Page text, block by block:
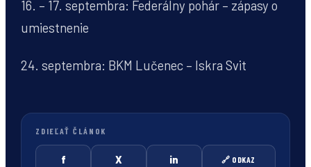
16. – 17. septembra: Federálny pohár – zápasy o
umiestnenie
24. septembra: BKM Lučenec – Iskra Svit
ZDIEĽAŤ ČLÁNOK
f X in 🔗 ODKAZ